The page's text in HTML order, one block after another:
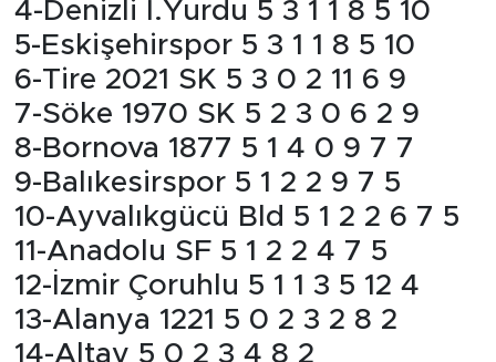
4-Denizli İ.Yurdu 5 3 1 1 8 5 10
5-Eskişehirspor 5 3 1 1 8 5 10
6-Tire 2021 SK 5 3 0 2 11 6 9
7-Söke 1970 SK 5 2 3 0 6 2 9
8-Bornova 1877 5 1 4 0 9 7 7
9-Balıkesirspor 5 1 2 2 9 7 5
10-Ayvalıkgücü Bld 5 1 2 2 6 7 5
11-Anadolu SF 5 1 2 2 4 7 5
12-İzmir Çoruhlu 5 1 1 3 5 12 4
13-Alanya 1221 5 0 2 3 2 8 2
14-Altay 5 0 2 3 4 8 2